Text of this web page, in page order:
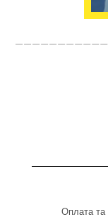
Оплата та